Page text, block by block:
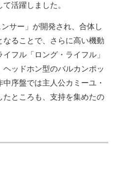
活躍しました。
サー」が開発され、合体し
ることで、さらに高い機動
フル「ロング・ライフル」
ヘッドホン型のバルカンポッ
序盤では主人公カミーユ・
たところも、支持を集めたの